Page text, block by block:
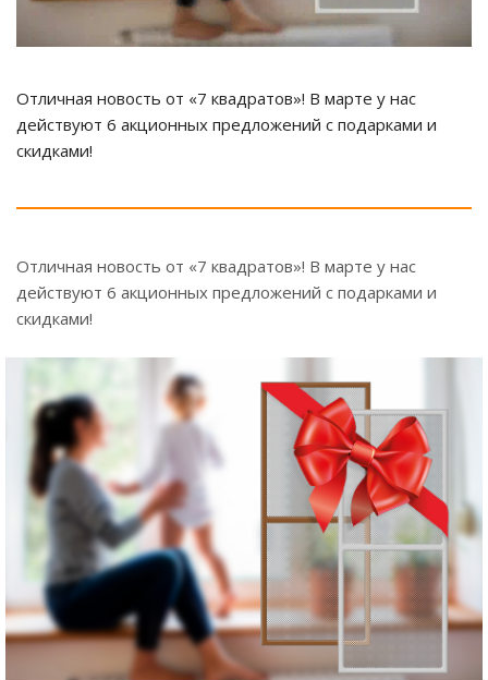
Отличная новость от «7 квадратов»! В марте у нас
действуют 6 акционных предложений с подарками и
скидками!
Отличная новость от «7 квадратов»! В марте у нас
действуют 6 акционных предложений с подарками и
скидками!